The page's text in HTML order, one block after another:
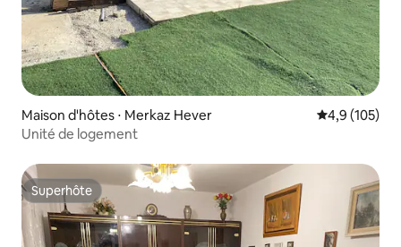
Maison d'hôtes ⋅ Merkaz Hever Évaluation
4,9 (105)
Unité de logement
Superhôte
Superhôte